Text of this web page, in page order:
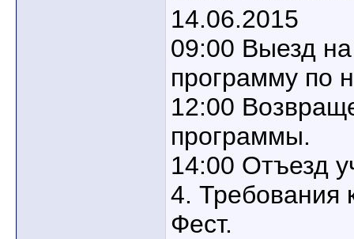
14.06.2015
09:00 Выезд
программу по
12:00
программы.
14:00 Отъезд
4. Требования
Фест.